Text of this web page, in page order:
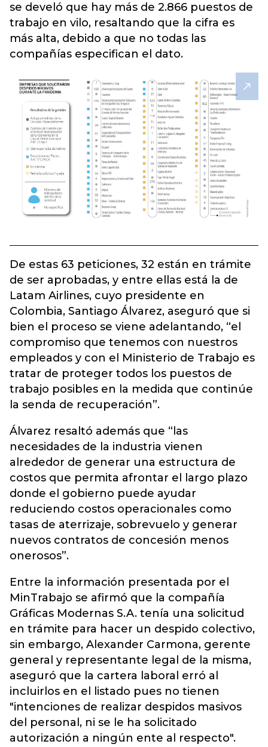
se develó que hay más de 2.866 puestos de
trabajo en vilo, resaltando que la cifra es
más alta, debido a que no todas las
compañías especifican el dato.
De estas 63 peticiones, 32 están en trámite
de ser aprobadas, y entre ellas está la de
Latam Airlines, cuyo presidente en
Colombia, Santiago Álvarez, aseguró que si
bien el proceso se viene adelantando, “el
compromiso que tenemos con nuestros
empleados y con el Ministerio de Trabajo es
tratar de proteger todos los puestos de
trabajo posibles en la medida que continúe
la senda de recuperación”.
Álvarez resaltó además que “las
necesidades de la industria vienen
alrededor de generar una estructura de
costos que permita afrontar el largo plazo
donde el gobierno puede ayudar
reduciendo costos operacionales como
tasas de aterrizaje, sobrevuelo y generar
nuevos contratos de concesión menos
onerosos”.
Entre la información presentada por el
MinTrabajo se afirmó que la compañía
Gráficas Modernas S.A. tenía una solicitud
en trámite para hacer un despido colectivo,
sin embargo, Alexander Carmona, gerente
general y representante legal de la misma,
aseguró que la cartera laboral erró al
incluirlos en el listado pues no tienen
"intenciones de realizar despidos masivos
del personal, ni se le ha solicitado
autorización a ningún ente al respecto".